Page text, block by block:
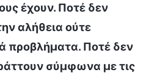
έχουν. Ποτέ δεν
αλήθεια ούτε
προβλήματα. Ποτέ δεν
σύμφωνα με τις